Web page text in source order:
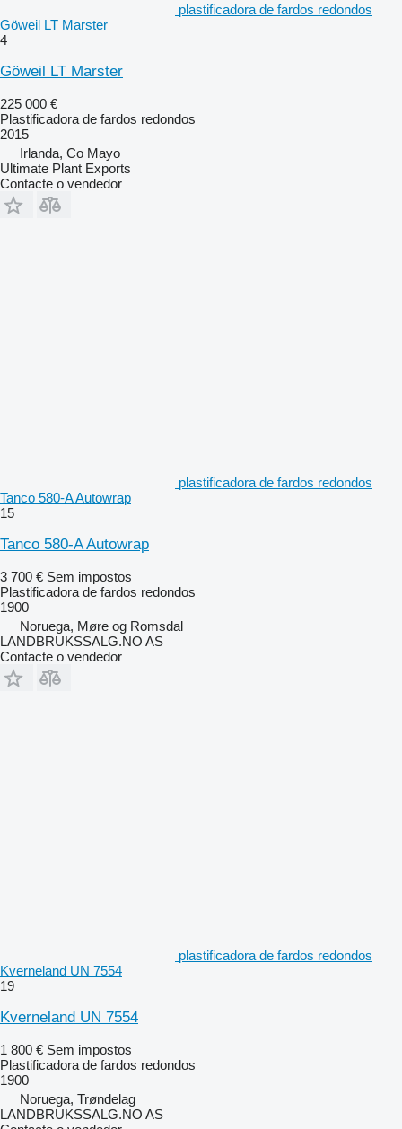
plastificadora de fardos redondos
Göweil LT Marster
4
Göweil LT Marster
225 000 €
Plastificadora de fardos redondos
2015
Irlanda, Co Mayo
Ultimate Plant Exports
Contacte o vendedor
plastificadora de fardos redondos
Tanco 580-A Autowrap
15
Tanco 580-A Autowrap
3 700 € Sem impostos
Plastificadora de fardos redondos
1900
Noruega, Møre og Romsdal
LANDBRUKSSALG.NO AS
Contacte o vendedor
plastificadora de fardos redondos
Kverneland UN 7554
19
Kverneland UN 7554
1 800 € Sem impostos
Plastificadora de fardos redondos
1900
Noruega, Trøndelag
LANDBRUKSSALG.NO AS